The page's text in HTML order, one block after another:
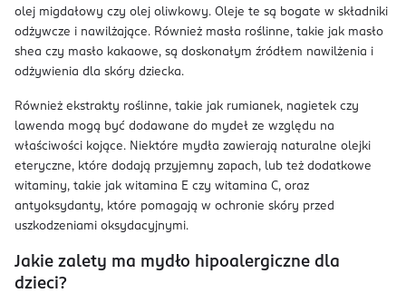
olej migdałowy czy olej oliwkowy. Oleje te są bogate w składniki
odżywcze i nawilżające. Również masła roślinne, takie jak masło
shea czy masło kakaowe, są doskonałym źródłem nawilżenia i
odżywienia dla skóry dziecka.
Również ekstrakty roślinne, takie jak rumianek, nagietek czy
lawenda mogą być dodawane do mydeł ze względu na
właściwości kojące. Niektóre mydła zawierają naturalne olejki
eteryczne, które dodają przyjemny zapach, lub też dodatkowe
witaminy, takie jak witamina E czy witamina C, oraz
antyoksydanty, które pomagają w ochronie skóry przed
uszkodzeniami oksydacyjnymi.
Jakie zalety ma mydło hipoalergiczne dla
dzieci?